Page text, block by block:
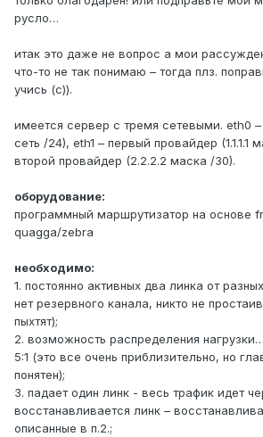
русло…
итак это даже не вопрос а мои
что-то не так понимаю – тогда плз.
учись (с)).
имеется сервер с тремя сетевыми. eth0 –
сеть /24), eth1 – первый провайдер (1.1.1.1
второй провайдер (2.2.2.2 маска /30).
оборудование:
программный маршрутизатор на основе
quagga/zebra
необходимо:
1. постоянно активных два линка от
нет резервного канала, никто не
пыхтят);
2. возможность распределения
5:1 (это все очень приблизительно, но
понятен);
3. падает один линк - весь трафик идет
восстанавливается линк –
описанные в п.2.;